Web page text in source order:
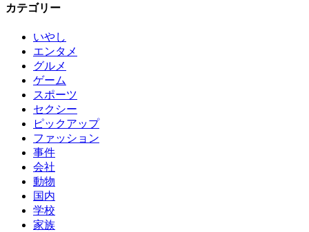
カテゴリー
いやし
エンタメ
グルメ
ゲーム
スポーツ
セクシー
ピックアップ
ファッション
事件
会社
動物
国内
学校
家族